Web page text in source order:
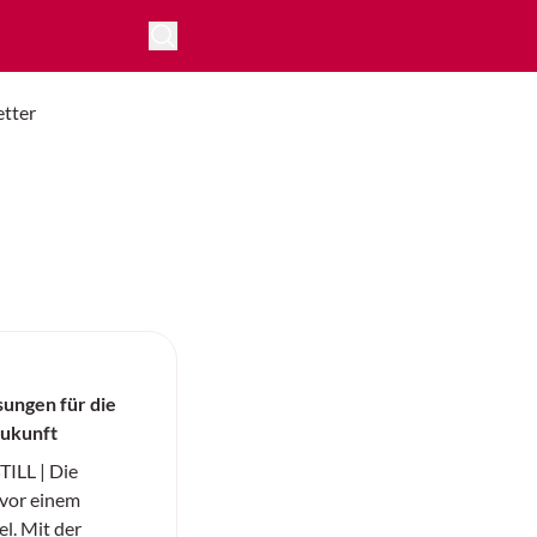
für die
| Die
einem
Mit der